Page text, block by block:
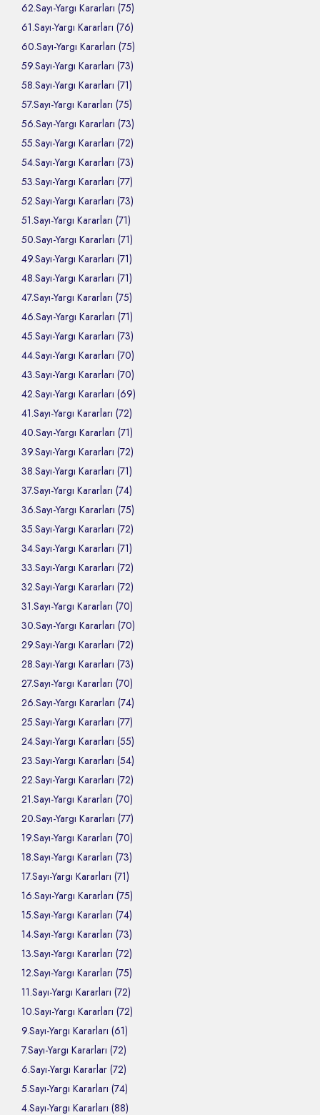
62.Sayı-Yargı Kararları (75)
61.Sayı-Yargı Kararları (76)
60.Sayı-Yargı Kararları (75)
59.Sayı-Yargı Kararları (73)
58.Sayı-Yargı Kararları (71)
57.Sayı-Yargı Kararları (75)
56.Sayı-Yargı Kararları (73)
55.Sayı-Yargı Kararları (72)
54.Sayı-Yargı Kararları (73)
53.Sayı-Yargı Kararları (77)
52.Sayı-Yargı Kararları (73)
51.Sayı-Yargı Kararları (71)
50.Sayı-Yargı Kararları (71)
49.Sayı-Yargı Kararları (71)
48.Sayı-Yargı Kararları (71)
47.Sayı-Yargı Kararları (75)
46.Sayı-Yargı Kararları (71)
45.Sayı-Yargı Kararları (73)
44.Sayı-Yargı Kararları (70)
43.Sayı-Yargı Kararları (70)
42.Sayı-Yargı Kararları (69)
41.Sayı-Yargı Kararları (72)
40.Sayı-Yargı Kararları (71)
39.Sayı-Yargı Kararları (72)
38.Sayı-Yargı Kararları (71)
37.Sayı-Yargı Kararları (74)
36.Sayı-Yargı Kararları (75)
35.Sayı-Yargı Kararları (72)
34.Sayı-Yargı Kararları (71)
33.Sayı-Yargı Kararları (72)
32.Sayı-Yargı Kararları (72)
31.Sayı-Yargı Kararları (70)
30.Sayı-Yargı Kararları (70)
29.Sayı-Yargı Kararları (72)
28.Sayı-Yargı Kararları (73)
27.Sayı-Yargı Kararları (70)
26.Sayı-Yargı Kararları (74)
25.Sayı-Yargı Kararları (77)
24.Sayı-Yargı Kararları (55)
23.Sayı-Yargı Kararları (54)
22.Sayı-Yargı Kararları (72)
21.Sayı-Yargı Kararları (70)
20.Sayı-Yargı Kararları (77)
19.Sayı-Yargı Kararları (70)
18.Sayı-Yargı Kararları (73)
17.Sayı-Yargı Kararları (71)
16.Sayı-Yargı Kararları (75)
15.Sayı-Yargı Kararları (74)
14.Sayı-Yargı Kararları (73)
13.Sayı-Yargı Kararları (72)
12.Sayı-Yargı Kararları (75)
11.Sayı-Yargı Kararları (72)
10.Sayı-Yargı Kararları (72)
9.Sayı-Yargı Kararları (61)
7.Sayı-Yargı Kararları (72)
6.Sayı-Yargı Kararlar (72)
5.Sayı-Yargı Kararları (74)
4.Sayı-Yargı Kararları (88)